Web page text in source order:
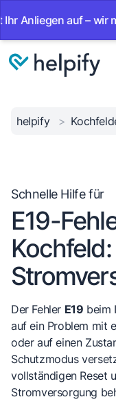
auf – wir
helpify >
Schnelle Hilfe für
E19-
Kochfeld:
Der Fehler E19 beim
auf ein Problem mit
oder auf einen
Schutzmodus
vollständigen Reset
Stromversorgung